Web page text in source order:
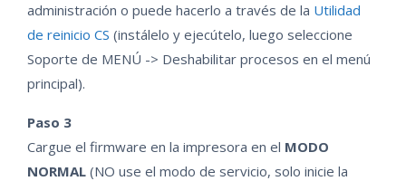
administración o puede hacerlo a través de la Utilidad
de reinicio CS (instálelo y ejecútelo, luego seleccione
Soporte de MENÚ -> Deshabilitar procesos en el menú
principal).
Paso 3
Cargue el firmware en la impresora en el MODO
NORMAL (NO use el modo de servicio, solo inicie la